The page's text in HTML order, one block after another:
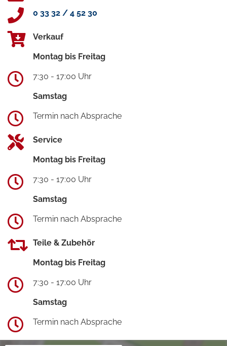
0 33 32 / 4 52 30
Verkauf
Montag bis Freitag
7:30 - 17:00 Uhr
Samstag
Termin nach Absprache
Service
Montag bis Freitag
7:30 - 17:00 Uhr
Samstag
Termin nach Absprache
Teile & Zubehör
Montag bis Freitag
7:30 - 17:00 Uhr
Samstag
Termin nach Absprache